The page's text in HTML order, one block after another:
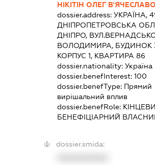
НІКІТІН ОЛЕГ
dossier.address:УКРАЇНА,
ДНІПРОПЕТРОВСЬКА
ДНІПРО,
ВОЛОДИМИРА, БУДИНОК
КОРПУС 1, КВАРТИРА 86
dossier.nationality:Україна
dossier.benefInterest:100
dossier.benefType: Прямий
вирішальний вплив
dossier.benefRole:
БЕНЕФІЦІАРНИЙ
dossier.smida: